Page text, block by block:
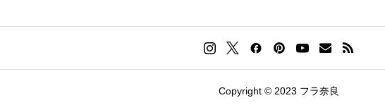
Copyright © 2023 フラ奈良